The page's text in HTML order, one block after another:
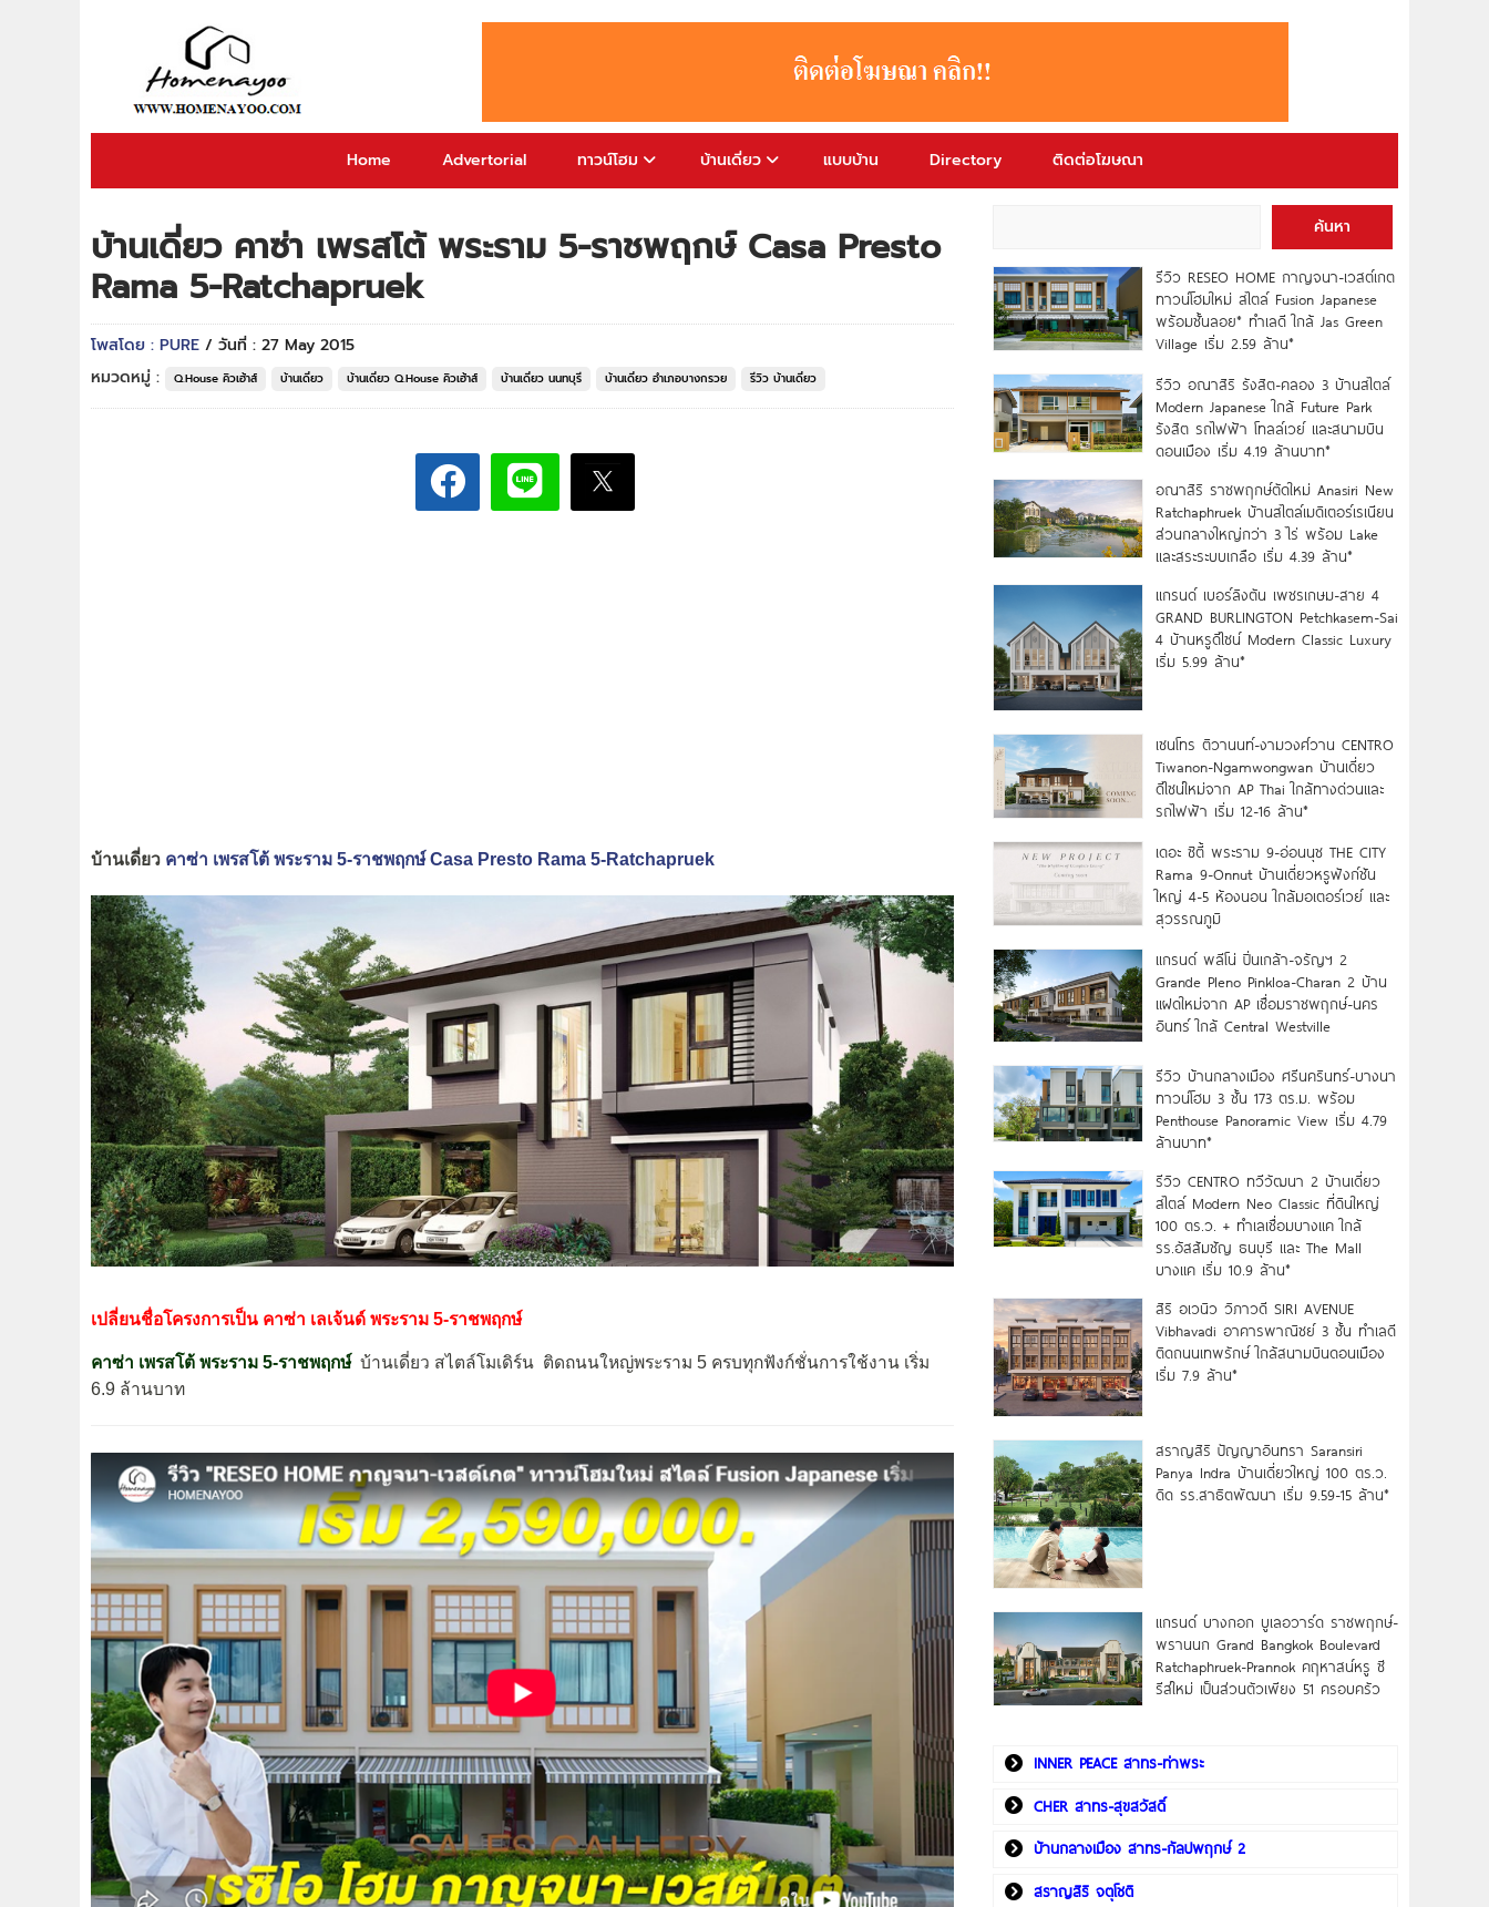
Home Advertorial ทาวน์โฮม บ้านเดี่ยว แบบบ้าน Directory ติดต่อโฆษณา
บ้านเดี่ยว คาซ่า เพรสโต้ พระราม 5-ราชพฤกษ์ Casa Presto
Rama 5-Ratchapruek
โพสโดย : PURE / วันที่ : 27 May 2015
หมวดหมู่ :
Q.House คิวเฮ้าส์ บ้านเดี่ยว บ้านเดี่ยว Q.House คิวเฮ้าส์ บ้านเดี่ยว นนทบุรี บ้านเดี่ยว อำเภอบางกรวย รีวิว บ้านเดี่ยว
บ้านเดี่ยว คาซ่า เพรสโต้ พระราม 5-ราชพฤกษ์ Casa Presto Rama 5-Ratchapruek
เปลี่ยนชื่อโครงการเป็น คาซ่า เลเจ้นด์ พระราม 5-ราชพฤกษ์
คาซ่า เพรสโต้ พระราม 5-ราชพฤกษ์บ้านเดี่ยว สไตล์โมเดิร์น ติดถนนใหญ่พระราม 5 ครบทุกฟังก์ชั่นการใช้งาน เริ่ม
6.9 ล้านบาท
ค้นหา
รีวิว RESEO HOME กาญจนา-เวสต์เกต
ทาวน์โฮมใหม่ สไตล์ Fusion Japanese
พร้อมชั้นลอย* ทำเลดี ใกล้ Jas Green
Village เริ่ม 2.59 ล้าน*
รีวิว อณาสิริ รังสิต-คลอง 3 บ้านสไตล์
Modern Japanese ใกล้ Future Park
รังสิต รถไฟฟ้า โทลล์เวย์ และสนามบิน
ดอนเมือง เริ่ม 4.19 ล้านบาท*
อณาสิริ ราชพฤกษ์ตัดใหม่ Anasiri New
Ratchaphruek บ้านสไตล์เมดิเตอร์เรเนียน
ส่วนกลางใหญ่กว่า 3 ไร่ พร้อม Lake
และสระระบบเกลือ เริ่ม 4.39 ล้าน*
แกรนด์ เบอร์ลิงตัน เพชรเกษม-สาย 4
GRAND BURLINGTON Petchkasem-Sai
4 บ้านหรูดีไซน์ Modern Classic Luxury
เริ่ม 5.99 ล้าน*
เซนโทร ติวานนท์-งามวงศ์วาน CENTRO
Tiwanon-Ngamwongwan บ้านเดี่ยว
ดีไซน์ใหม่จาก AP Thai ใกล้ทางด่วนและ
รถไฟฟ้า เริ่ม 12-16 ล้าน*
เดอะ ซิตี้ พระราม 9-อ่อนนุช THE CITY
Rama 9-Onnut บ้านเดี่ยวหรูฟังก์ชัน
ใหญ่ 4-5 ห้องนอน ใกล้มอเตอร์เวย์ และ
สุวรรณภูมิ
แกรนด์ พลีโน่ ปิ่นเกล้า-จรัญฯ 2
Grande Pleno Pinkloa-Charan 2 บ้าน
แฝดใหม่จาก AP เชื่อมราชพฤกษ์-นคร
อินทร์ ใกล้ Central Westville
รีวิว บ้านกลางเมือง ศรีนครินทร์-บางนา
ทาวน์โฮม 3 ชั้น 173 ตร.ม. พร้อม
Penthouse Panoramic View เริ่ม 4.79
ล้านบาท*
รีวิว CENTRO ทวีวัฒนา 2 บ้านเดี่ยว
สไตล์ Modern Neo Classic ที่ดินใหญ่
100 ตร.ว. + ทำเลเชื่อมบางแค ใกล้
รร.อัสสัมชัญ ธนบุรี และ The Mall
บางแค เริ่ม 10.9 ล้าน*
สิริ อเวนิว วิภาวดี SIRI AVENUE
Vibhavadi อาคารพาณิชย์ 3 ชั้น ทำเลดี
ติดถนนเทพรักษ์ ใกล้สนามบินดอนเมือง
เริ่ม 7.9 ล้าน*
สราญสิริ ปัญญาอินทรา Saransiri
Panya Indra บ้านเดี่ยวใหญ่ 100 ตร.ว.
ดิด รร.สาธิตพัฒนา เริ่ม 9.59-15 ล้าน*
แกรนด์ บางกอก บูเลอวาร์ด ราชพฤกษ์-
พรานนก Grand Bangkok Boulevard
Ratchaphruek-Prannok คฤหาสน์หรู ซี
รีส์ใหม่ เป็นส่วนตัวเพียง 51 ครอบครัว
INNER PEACE สาทร-ท่าพระ
CHER สาทร-สุขสวัสดิ์
บ้านกลางเมือง สาทร-กัลปพฤกษ์ 2
สราญสิริ จตุโชติ